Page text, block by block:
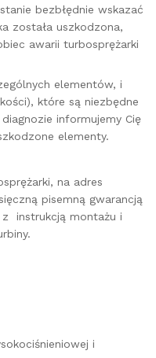
bezbłędnie wskazać
została uszkodzona,
awarii turbosprężarki
elementów, i
które są niezbędne
informujemy Cię
elementy.
na adres
pisemną gwarancją
instrukcją montażu i
i